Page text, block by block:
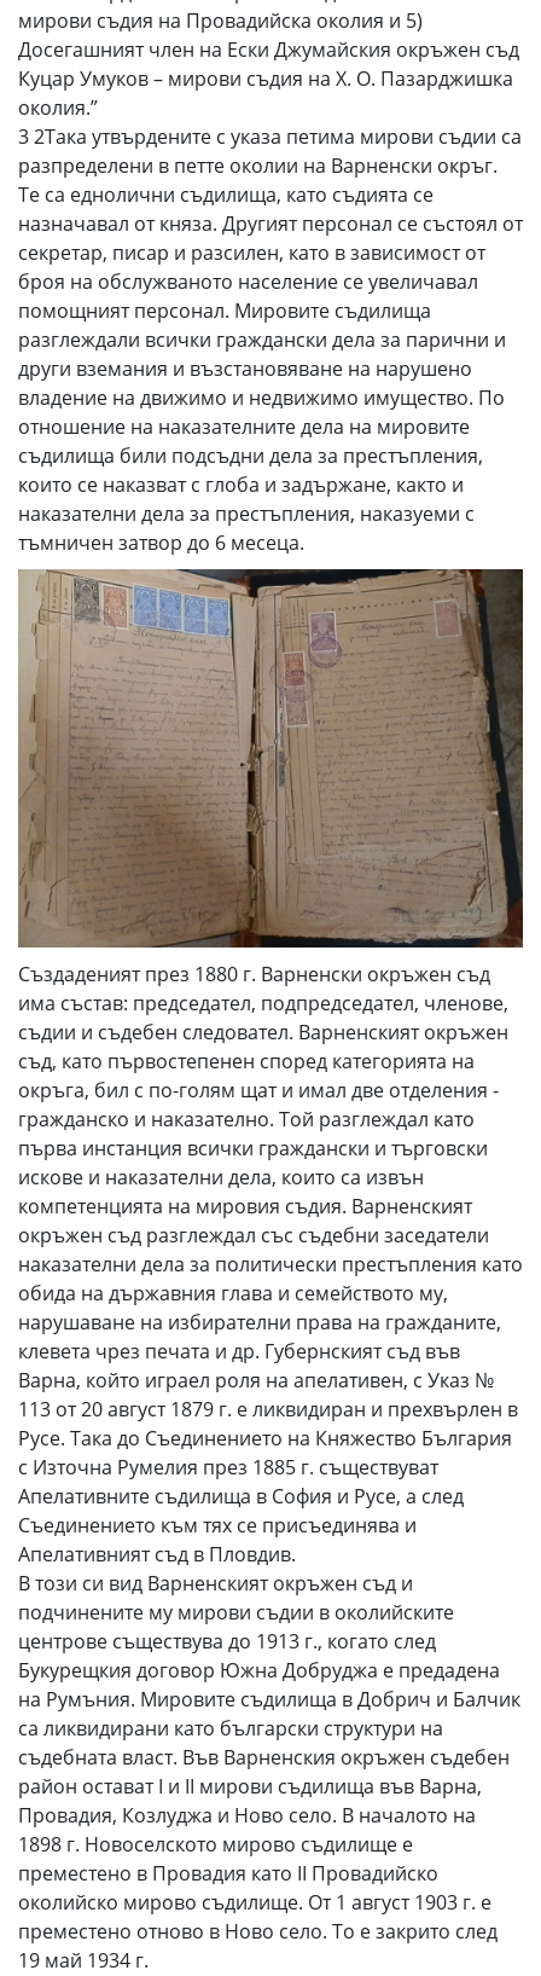
мирови съдия на Провадийска околия и 5)
Досегашният член на Ески Джумайския окръжен съд
Куцар Умуков – мирови съдия на Х. О. Пазарджишка
околия.”
3 2Така утвърдените с указа петима мирови съдии са
разпределени в петте околии на Варненски окръг.
Те са еднолични съдилища, като съдията се
назначавал от княза. Другият персонал се състоял от
секретар, писар и разсилен, като в зависимост от
броя на обслужваното население се увеличавал
помощният персонал. Мировите съдилища
разглеждали всички граждански дела за парични и
други вземания и възстановяване на нарушено
владение на движимо и недвижимо имущество. По
отношение на наказателните дела на мировите
съдилища били подсъдни дела за престъпления,
които се наказват с глоба и задържане, както и
наказателни дела за престъпления, наказуеми с
тъмничен затвор до 6 месеца.
Създаденият през 1880 г. Варненски окръжен съд
има състав: председател, подпредседател, членове,
съдии и съдебен следовател. Варненският окръжен
съд, като първостепенен според категорията на
окръга, бил с по-голям щат и имал две отделения -
гражданско и наказателно. Той разглеждал като
първа инстанция всички граждански и търговски
искове и наказателни дела, които са извън
компетенцията на мировия съдия. Варненският
окръжен съд разглеждал със съдебни заседатели
наказателни дела за политически престъпления като
обида на държавния глава и семейството му,
нарушаване на избирателни права на гражданите,
клевета чрез печата и др. Губернският съд във
Варна, който играел роля на апелативен, с Указ №
113 от 20 август 1879 г. е ликвидиран и прехвърлен в
Русе. Така до Съединението на Княжество България
с Източна Румелия през 1885 г. съществуват
Апелативните съдилища в София и Русе, а след
Съединението към тях се присъединява и
Апелативният съд в Пловдив.
В този си вид Варненският окръжен съд и
подчинените му мирови съдии в околийските
центрове съществува до 1913 г., когато след
Букурещкия договор Южна Добруджа е предадена
на Румъния. Мировите съдилища в Добрич и Балчик
са ликвидирани като български структури на
съдебната власт. Във Варненския окръжен съдебен
район остават I и II мирови съдилища във Варна,
Провадия, Козлуджа и Ново село. В началото на
1898 г. Новоселското мирово съдилище е
преместено в Провадия като II Провадийско
околийско мирово съдилище. От 1 август 1903 г. е
преместено отново в Ново село. То е закрито след
19 май 1934 г.